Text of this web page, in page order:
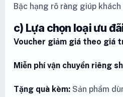
Bậc hạng rõ ràng giúp khách
c) Lựa chọn loại ưu
Voucher giảm giá theo giá
Miễn phí vận chuyển riêng
Tặng quà kèm: Sản phẩm